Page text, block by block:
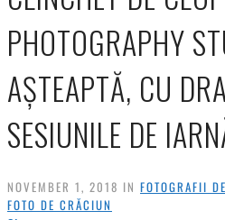
PHOTOGRAPHY
AȘTEAPTĂ, CU
SESIUNILE DE
NOVEMBER 1, 2018 IN FOTOGRAFII
FOTO DE CRĂCIUN